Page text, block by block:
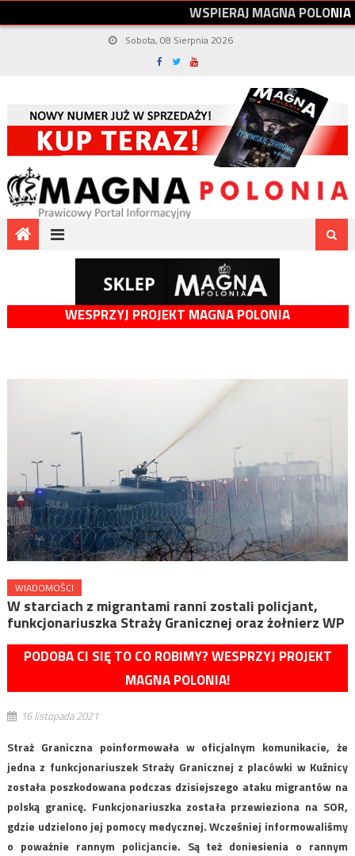
WSPIERAJMAGNAPOLONIA
Sobota, 08 Sierpnia 2026
WESPRZYJ PROJEKT MAGNA POLONIA
WIADOMOŚCI
W starciach z migrantami ranni zostali policjant,
funkcjonariuszka Straży Granicznej oraz żołnierz WP
PODOBA CI SIĘ TO CO ROBIMY? WESPRZYJ PROJEKT
MAGNA POLONIA!
16 listopada 2021
Straż Graniczna poinformowała w oficjalnym komunikacie, że
jedna z funkcjonariuszek Straży Granicznej z placówki w Kuźnicy
została poszkodowana podczas dzisiejszego ataku migrantów na
polską granicę. Funkcjonariuszka została przewieziona na SOR,
gdzie udzielono jej pomocy medycznej. Wcześniej informowaliśmy
o poważnie rannym policjancie. Są też doniesienia o rannym